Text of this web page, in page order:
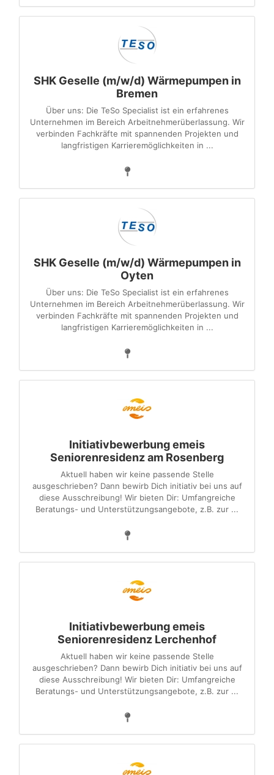
SHK Geselle (m/w/d) Wärmepumpen in
Bremen
Über uns: Die TeSo Specialist ist ein erfahrenes
Unternehmen im Bereich Arbeitnehmerüberlassung. Wir
verbinden Fachkräfte mit spannenden Projekten und
langfristigen Karrieremöglichkeiten in ...
SHK Geselle (m/w/d) Wärmepumpen in
Oyten
Über uns: Die TeSo Specialist ist ein erfahrenes
Unternehmen im Bereich Arbeitnehmerüberlassung. Wir
verbinden Fachkräfte mit spannenden Projekten und
langfristigen Karrieremöglichkeiten in ...
Initiativbewerbung emeis
Seniorenresidenz am Rosenberg
Aktuell haben wir keine passende Stelle
ausgeschrieben? Dann bewirb Dich initiativ bei uns auf
diese Ausschreibung! Wir bieten Dir: Umfangreiche
Beratungs- und Unterstützungsangebote, z.B. zur ...
Initiativbewerbung emeis
Seniorenresidenz Lerchenhof
Aktuell haben wir keine passende Stelle
ausgeschrieben? Dann bewirb Dich initiativ bei uns auf
diese Ausschreibung! Wir bieten Dir: Umfangreiche
Beratungs- und Unterstützungsangebote, z.B. zur ...